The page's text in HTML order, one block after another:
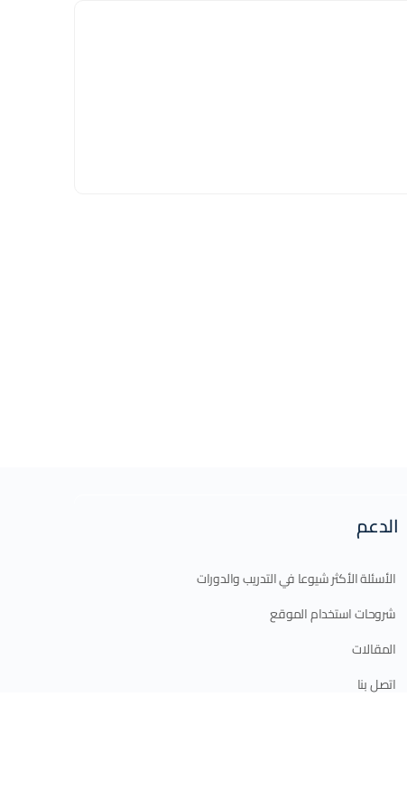
الدعم
الأسئلة الأكثر شيوعا في التدريب والدورات
شروحات استخدام الموقع
المقالات
اتصل بنا